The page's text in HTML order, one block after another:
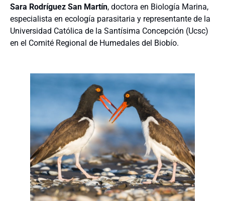
Sara Rodríguez San Martín, doctora en Biología Marina,
especialista en ecología parasitaria y representante de la
Universidad Católica de la Santísima Concepción (Ucsc)
en el Comité Regional de Humedales del Biobío.